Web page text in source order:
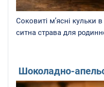
Соковиті м’ясні кульки
ситна страва для
Шоколадно-